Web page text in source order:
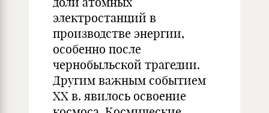
электростанций в
производстве энергии,
особенно после
чернобыльской трагедии.
Другим важным событием
XX в. явилось освоение